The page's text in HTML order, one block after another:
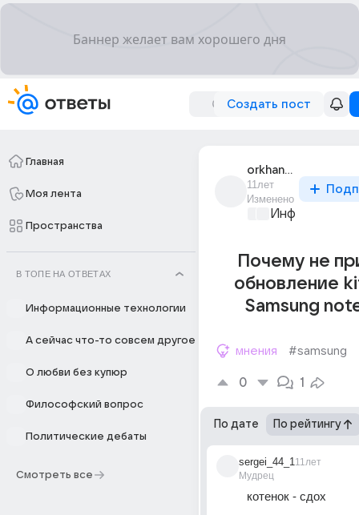
Создать пост
Главная
Моя лента
Пространства
В ТОПЕ НА ОТВЕТАХ
Информационные технологии
А сейчас что-то совсем другое
О любви без купюр
Философский вопрос
Политические дебаты
Смотреть все
orkhan_jafarov_10
11лет
Изменено
Почему не
обновление
Samsung
мнения #samsung
0 1
По дате По рейтингу
sergei_44_1
Мудрец
11лет
котенок - сдох